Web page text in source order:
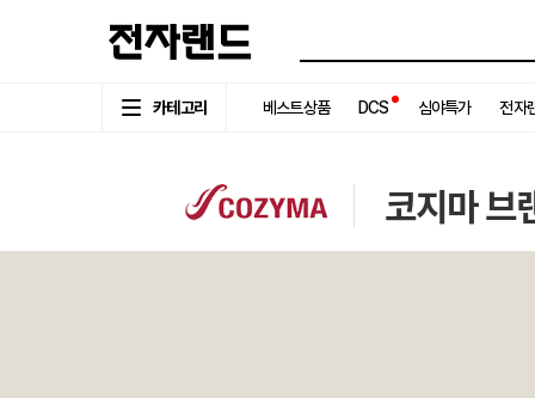
카테고리 베스트상품 DCS 심야특가 전자
코지마 브